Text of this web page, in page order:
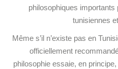
philosophiques
tunisiennes
Même s’il n’existe pas en
officiellement
philosophie essaie, en